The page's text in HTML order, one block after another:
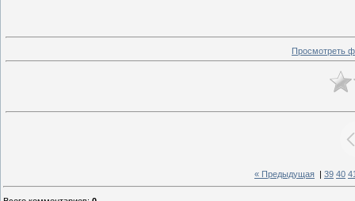
Просмотреть
« Предыдущая 39 40